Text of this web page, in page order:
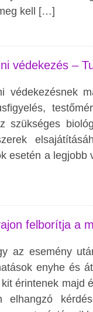
kell […]
védekezés –
védekezésnek
szükséges
esetén a
felborítja a
az esemény
enyhe és
érintenek majd
elhangzó